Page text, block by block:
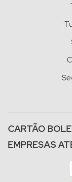
CARTÃO
EMPRESAS